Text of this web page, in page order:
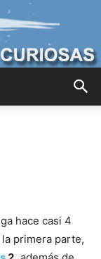
hace casi 4
primera parte,